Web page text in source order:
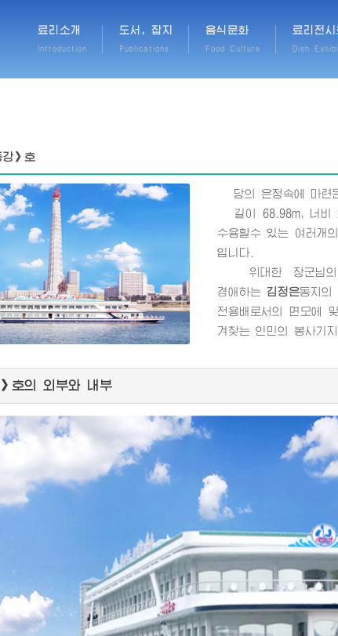
료리소개
Introduction
도서, 잡지
Publications
음식문화
Food Culture
료리전시
Dish
》호
당의 은정속에 마련
길이 68.98m, 너비
수용할수 있는 여러개
입니다.
위대한 장군님
경애하는 김정은동지의
전용배로서의 면모에
겨찾는 인민의 봉사기
》호의 외부와 내부